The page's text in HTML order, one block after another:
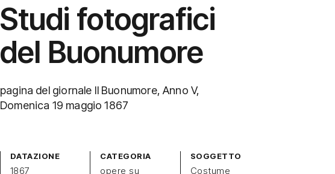
Studi fotografici
del Buonumore
pagina del giornale Il Buonumore, Anno V,
Domenica 19 maggio 1867
DATAZIONE
1867
CATEGORIA
opere su
SOGGETTO
Costume